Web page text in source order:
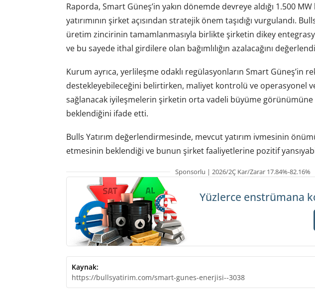
Raporda, Smart Güneş’in yakın dönemde devreye aldığı 1.500
yatırımının şirket açısından stratejik önem taşıdığı vurgulandı.
üretim zincirinin tamamlanmasıyla birlikte şirketin dikey
ve bu sayede ithal girdilere olan bağımlılığın azalacağını
Kurum ayrıca, yerlileşme odaklı regülasyonların Smart Güneş’in
destekleyebileceğini belirtirken, maliyet kontrolü ve operasyonel
sağlanacak iyileşmelerin şirketin orta vadeli büyüme görünümüne
beklendiğini ifade etti.
Bulls Yatırım değerlendirmesinde, mevcut yatırım ivmesinin
etmesinin beklendiği ve bunun şirket faaliyetlerine pozitif
Sponsorlu | 2026/2Ç Kar/Zarar 17.84%-82.16%
Yüzlerce enstrümana
Kaynak:
https://bullsyatirim.com/smart-gunes-enerjisi--3038